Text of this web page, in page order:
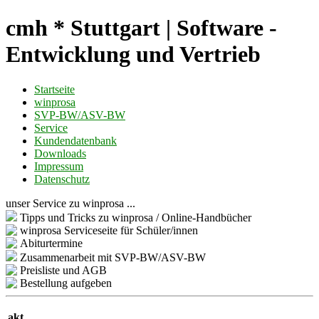
cmh * Stuttgart | Software -
Entwicklung und Vertrieb
Startseite
winprosa
SVP-BW/ASV-BW
Service
Kundendatenbank
Downloads
Impressum
Datenschutz
unser Service zu winprosa ...
Tipps und Tricks zu winprosa / Online-Handbücher
winprosa Serviceseite für Schüler/innen
Abiturtermine
Zusammenarbeit mit SVP-BW/ASV-BW
Preisliste und AGB
Bestellung aufgeben